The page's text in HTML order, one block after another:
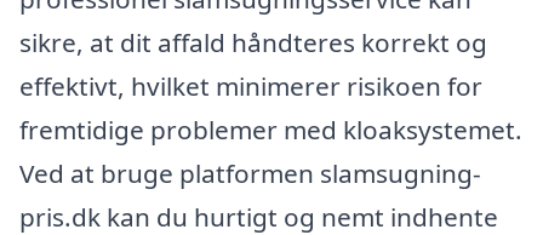
sikre, at dit affald håndteres korrekt og
effektivt, hvilket minimerer risikoen for
fremtidige problemer med kloaksystemet.
Ved at bruge platformen slamsugning-
pris.dk kan du hurtigt og nemt indhente